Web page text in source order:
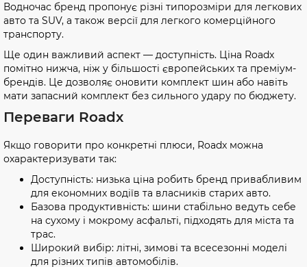
Водночас бренд пропонує різні типорозміри для легкових
авто та SUV, а також версії для легкого комерційного
транспорту.
Ще один важливий аспект — доступність. Ціна Roadx
помітно нижча, ніж у більшості європейських та преміум-
брендів. Це дозволяє оновити комплект шин або навіть
мати запасний комплект без сильного удару по бюджету.
Переваги Roadx
Якщо говорити про конкретні плюси, Roadx можна
охарактеризувати так:
Доступність: низька ціна робить бренд привабливим
для економних водіїв та власників старих авто.
Базова продуктивність: шини стабільно ведуть себе
на сухому і мокрому асфальті, підходять для міста та
трас.
Широкий вибір: літні, зимові та всесезонні моделі
для різних типів автомобілів.